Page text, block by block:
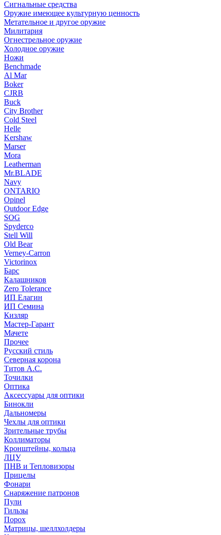
Сигнальные средства
Оружие имеющее культурную ценность
Метательное и другое оружие
Милитария
Огнестрельное оружие
Холодное оружие
Ножи
Benchmade
Al Mar
Boker
CJRB
Buck
City Brother
Cold Steel
Helle
Kershaw
Marser
Mora
Leatherman
Mr.BLADE
Navy
ONTARIO
Opinel
Outdoor Edge
SOG
Spyderco
Stell Will
Old Bear
Verney-Carron
Victorinox
Барс
Калашников
Zero Tolerance
ИП Елагин
ИП Семина
Кизляр
Мастер-Гарант
Мачете
Прочее
Русский стиль
Северная корона
Титов А.С.
Точилки
Оптика
Аксессуары для оптики
Бинокли
Дальномеры
Чехлы для оптики
Зрительные трубы
Коллиматоры
Кронштейны, кольца
ЛЦУ
ПНВ и Тепловизоры
Прицелы
Фонари
Снаряжение патронов
Пули
Гильзы
Порох
Матрицы, шеллхолдеры